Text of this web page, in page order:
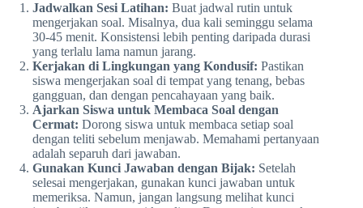
Jadwalkan Sesi Latihan: Buat jadwal rutin untuk
mengerjakan soal. Misalnya, dua kali seminggu selama
30-45 menit. Konsistensi lebih penting daripada durasi
yang terlalu lama namun jarang.
Kerjakan di Lingkungan yang Kondusif: Pastikan
siswa mengerjakan soal di tempat yang tenang, bebas
gangguan, dan dengan pencahayaan yang baik.
Ajarkan Siswa untuk Membaca Soal dengan
Cermat: Dorong siswa untuk membaca setiap soal
dengan teliti sebelum menjawab. Memahami pertanyaan
adalah separuh dari jawaban.
Gunakan Kunci Jawaban dengan Bijak: Setelah
selesai mengerjakan, gunakan kunci jawaban untuk
memeriksa. Namun, jangan langsung melihat kunci